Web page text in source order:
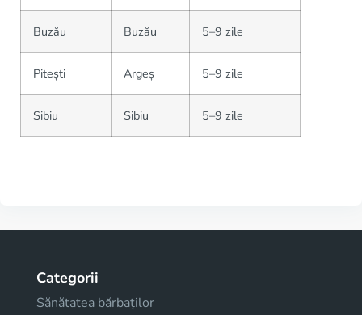
Buzău Buzău 5–9 zile
Pitești Argeș 5–9 zile
Sibiu Sibiu 5–9 zile
Categorii
Sănătatea bărbaților